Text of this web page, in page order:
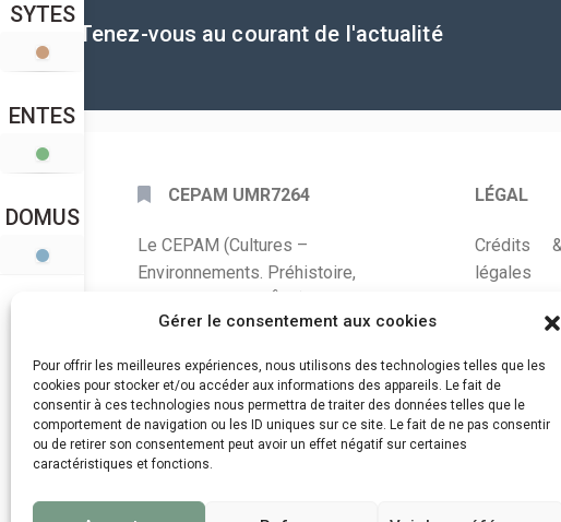
Gérer le consentement aux cookies
Pour offrir les meilleures expériences, nous utilisons des technologies telles que les
cookies pour stocker et/ou accéder aux informations des appareils. Le fait de
consentir à ces technologies nous permettra de traiter des données telles que le
comportement de navigation ou les ID uniques sur ce site. Le fait de ne pas consentir
ou de retirer son consentement peut avoir un effet négatif sur certaines
caractéristiques et fonctions.
SYTES
ENTES
DOMUS
Tenez-vous au courant de l'actualité
CEPAM UMR7264
Le CEPAM (Cultures –
Environnements. Préhistoire,
mixte de recherche CNRS – UNS qui
développe des recherches autour de
la connaissance des sociétés du
passé, de leurs modes de
fonctionnement, de leur évolution et
de leur relation à l’environnement.
LÉGAL
Crédits
légales
Plan du site
Conçu et
du Kit